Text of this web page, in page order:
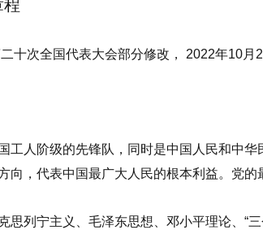
程
十次全国代表大会部分修改， 2022年10月
工人阶级的先锋队，同时是中国人民和中
向，代表中国最广大人民的根本利益。党的
思列宁主义、毛泽东思想、邓小平理论、“